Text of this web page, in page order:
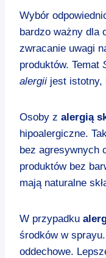
Wybór
bardzo ważny dla
zwracanie uwagi
produktów. Temat
alergii jest istotny,
Osoby z alergią
hipoalergiczne.
bez agresywnych
produktów bez
mają naturalne
W przypadku
środków w
oddechowe.